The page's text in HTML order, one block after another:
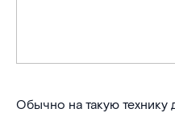
Обычно на такую технику